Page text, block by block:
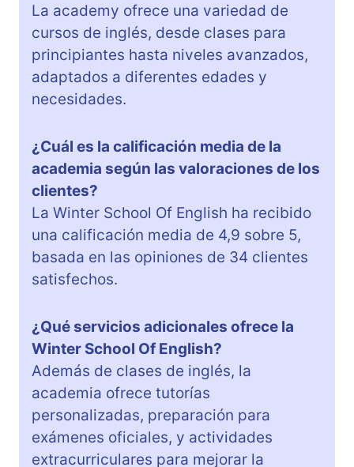
La academy ofrece una variedad de
cursos de inglés, desde clases para
principiantes hasta niveles avanzados,
adaptados a diferentes edades y
necesidades.
¿Cuál es la calificación media de la
academia según las valoraciones de los
clientes?
La Winter School Of English ha recibido
una calificación media de 4,9 sobre 5,
basada en las opiniones de 34 clientes
satisfechos.
¿Qué servicios adicionales ofrece la
Winter School Of English?
Además de clases de inglés, la
academia ofrece tutorías
personalizadas, preparación para
exámenes oficiales, y actividades
extracurriculares para mejorar la